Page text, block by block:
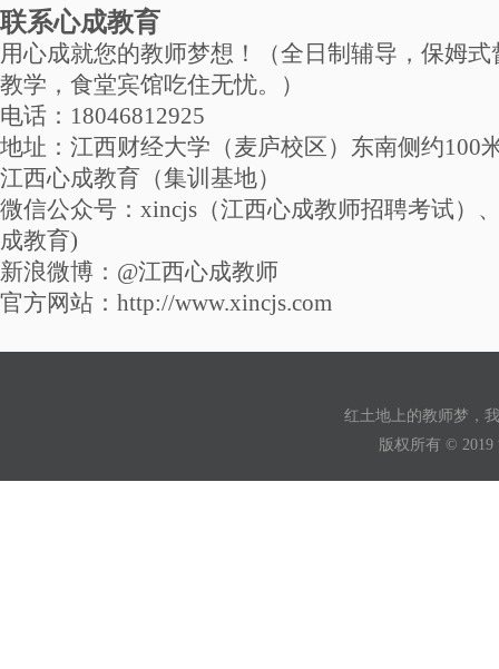
联系心成教育
用心成就您的教师梦想！（全日制辅导，保姆
教学，食堂宾馆吃住无忧。）
电话：18046812925
地址：江西财经大学（麦庐校区）东南侧约100
江西心成教育（集训基地）
微信公众号：xincjs（江西心成教师招聘考试）
成教育)
新浪微博：@江西心成教师
官方网站：http://www.xincjs.com
红土地上的教师梦，
版权所有 ©